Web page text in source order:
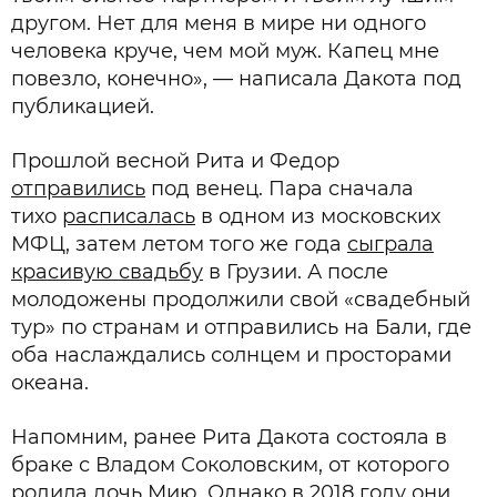
другом. Нет для меня в мире ни одного
человека круче, чем мой муж. Капец мне
повезло, конечно», — написала Дакота под
публикацией.
Прошлой весной Рита и Федор
отправились под венец. Пара сначала
тихо расписалась в одном из московских
МФЦ, затем летом того же года сыграла
красивую свадьбу в Грузии. А после
молодожены продолжили свой «свадебный
тур» по странам и отправились на Бали, где
оба наслаждались солнцем и просторами
океана.
Напомним, ранее Рита Дакота состояла в
браке с Владом Соколовским, от которого